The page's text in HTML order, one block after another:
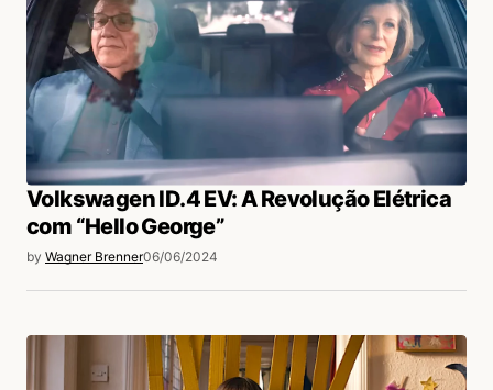
Volkswagen ID.4 EV: A Revolução Elétrica
com “Hello George”
by Wagner Brenner06/06/2024